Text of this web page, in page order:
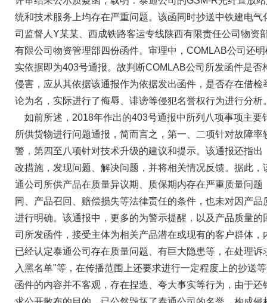
统和技术服务上均存在严重问题。该函同时抄送中铁建电气
司监督人Y某某、西成铁路客运专线陕西有限责任公司物资
有限公司物资管理部四份函件。审理中，COMLAB公司还
实依据即为403号通报。故判断COMLAB公司所发函件是否
侵害，应从其依据该通报作为依据发出函件，是否存在借检
论为名，实际进行了侮辱、诽谤等侵犯名誉权行为进行分析
如前所述，2018年作出的403号通报中所列八项事项主要
所供货物进行问题通报，简而言之，第一、二项针对故障
警，第四至八项针对技术升级的建议和提示。该通报还指出
改措施，发现问题、解决问题，并将相关情况反馈。据此，
通公司所供产品在质量异议期、质保期内存在严重质量问题
同、产品召回、赔偿损失等法律责任的条件，也未对因产
进行明确。该通报中，更多的为警示提醒，以及产品质量
司所发函件，接受主体为相关产品潜在或现有的客户群体，
已经认定泰通公司存在质量问题、有巨大隐患等，在处理
入黑名单"等，在传播范围上还要求进行一定程度上的抄送
函件的内容并不客观，存在捏造、夸大事实等行为，由于